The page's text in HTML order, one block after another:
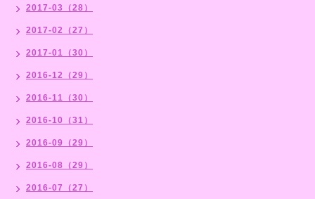
2017-03（28）
2017-02（27）
2017-01（30）
2016-12（29）
2016-11（30）
2016-10（31）
2016-09（29）
2016-08（29）
2016-07（27）